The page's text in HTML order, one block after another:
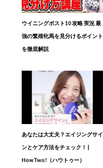
ウイニングポスト10 攻略 実況 最
強の繁殖牝馬を見分けるポイント
を徹底解説
あなたは大丈夫？エイジングサイ
ンとケア方法をチェック！ |
HowTwo!（ハウトゥー）